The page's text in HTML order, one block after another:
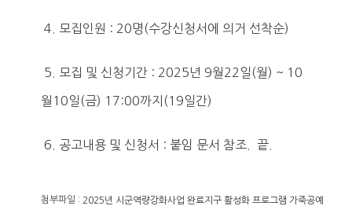
4. 모집인원 : 20명(수강신청서에 의거 선착순)
5. 모집 및 신청기간 : 2025년 9월22일(월) ~ 10
월10일(금) 17:00까지(19일간)
6. 공고내용 및 신청서 : 붙임 문서 참조. 끝.
첨부파일 : 2025년 시군역량강화사업 완료지구 활성화 프로그램 가죽공예